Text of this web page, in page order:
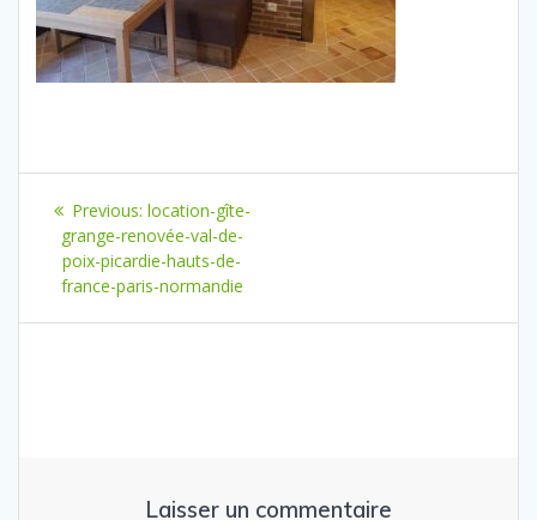
Navigation
l’article
Previous: Previous
post:
location-gîte-
grange-renovée-val-de-
poix-picardie-hauts-de-
france-paris-normandie
Laisser un commentaire